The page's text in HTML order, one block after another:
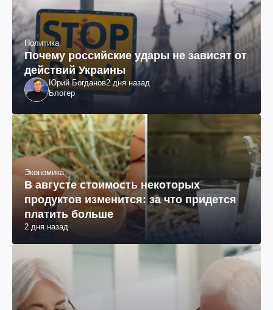
Политика
Почему российские удары не зависят от
действий Украины
Юрий Богданов2 дня назад
Блогер
Экономика
В августе стоимость некоторых
продуктов изменится: за что придется
платить больше
2 дня назад